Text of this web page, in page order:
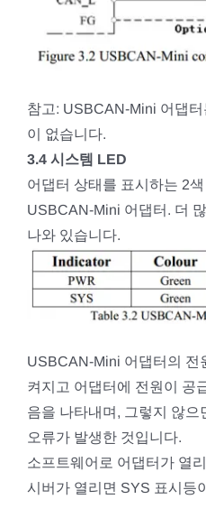
참고: USBCAN-Mini 어댑
이 없습니다.
3.4 시스템 LED
어댑터 상태를 표시하는 2
USBCAN-Mini 어댑터. 더
나와 있습니다.
USBCAN-Mini 어댑터의 전
켜지고 어댑터에 전원이 공
음을 나타내며, 그렇지 않으
오류가 발생한 것입니다.
소프트웨어로 어댑터가 열
시버가 열리면 SYS 표시등